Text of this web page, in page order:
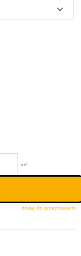
m²
dodaj do przechowalni